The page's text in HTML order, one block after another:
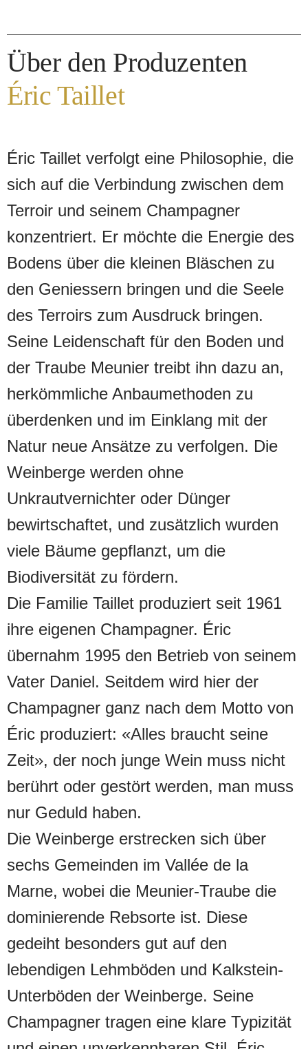
Über den Produzenten
Éric Taillet
Éric Taillet verfolgt eine Philosophie, die
sich auf die Verbindung zwischen dem
Terroir und seinem Champagner
konzentriert. Er möchte die Energie des
Bodens über die kleinen Bläschen zu
den Geniessern bringen und die Seele
des Terroirs zum Ausdruck bringen.
Seine Leidenschaft für den Boden und
der Traube Meunier treibt ihn dazu an,
herkömmliche Anbaumethoden zu
überdenken und im Einklang mit der
Natur neue Ansätze zu verfolgen. Die
Weinberge werden ohne
Unkrautvernichter oder Dünger
bewirtschaftet, und zusätzlich wurden
viele Bäume gepflanzt, um die
Biodiversität zu fördern.
Die Familie Taillet produziert seit 1961
ihre eigenen Champagner. Éric
übernahm 1995 den Betrieb von seinem
Vater Daniel. Seitdem wird hier der
Champagner ganz nach dem Motto von
Éric produziert: «Alles braucht seine
Zeit», der noch junge Wein muss nicht
berührt oder gestört werden, man muss
nur Geduld haben.
Die Weinberge erstrecken sich über
sechs Gemeinden im Vallée de la
Marne, wobei die Meunier-Traube die
dominierende Rebsorte ist. Diese
gedeiht besonders gut auf den
lebendigen Lehmböden und Kalkstein-
Unterböden der Weinberge. Seine
Champagner tragen eine klare Typizität